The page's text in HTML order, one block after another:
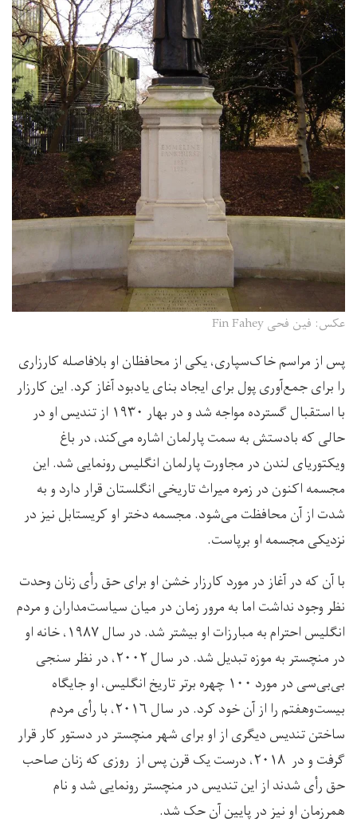
عکس: فین فحی Fin Fahey
پس از مراسم خاک‌سپاری، یکی از محافظان او بلافاصله کارزاری
را برای جمع‌آوری پول برای ایجاد بنای یادبود آغاز کرد. این کارزار
با استقبال گسترده مواجه شد و در بهار ۱۹۳۰ از تندیس او در
حالی که بادستش به سمت پارلمان اشاره می‌کند، در باغ
ویکتوریای لندن در مجاورت پارلمان انگلیس رونمایی شد. این
مجسمه اکنون در زمره میراث تاریخی انگلستان قرار دارد و به
شدت از آن محافظت می‌شود. مجسمه دختر او کریستابل نیز در
نزدیکی مجسمه او برپاست.
با آن که در آغاز در مورد کارزار خشن او برای حق رأی زنان وحدت
نظر وجود نداشت اما به مرور زمان در میان سیاست‌مداران و مردم
انگلیس احترام به مبارزات او بیشتر شد. در سال ۱۹۸۷، خانه او
در منچستر به موزه تبدیل شد. در سال ۲۰۰۲، در نظر سنجی
بی‌بی‌سی در مورد ۱۰۰ چهره برتر تاریخ انگلیس، او جایگاه
بیست‌وهفتم را از آن خود کرد. در سال ۲۰۱۶، با رأی مردم
ساختن تندیس دیگری از او برای شهر منچستر در دستور کار قرار
گرفت و در ۲۰۱۸، درست یک‌ قرن پس از روزی که زنان صاحب
حق رأی شدند از این تندیس در منچستر رونمایی شد و نام
همرزمان او نیز در پایین آن حک شد.